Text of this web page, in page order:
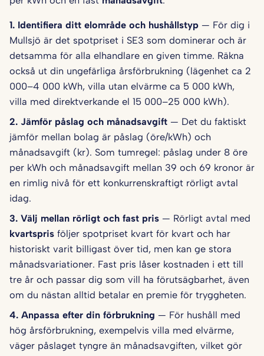
1. Identifiera ditt elområde och hushålls­typ — För dig i
Mullsjö är det spotpriset i SE3 som dominerar och är
detsamma för alla elhandlare en given timme. Räkna
också ut din ungefärliga årsförbrukning (lägenhet ca 2
000–4 000 kWh, villa utan elvärme ca 5 000 kWh,
villa med direktverkande el 15 000–25 000 kWh).
2. Jämför påslag och månadsavgift — Det du faktiskt
jämför mellan bolag är påslag (öre/kWh) och
månadsavgift (kr). Som tumregel: påslag under 8 öre
per kWh och månadsavgift mellan 39 och 69 kronor är
en rimlig nivå för ett konkurrenskraftigt rörligt avtal
idag.
3. Välj mellan rörligt och fast pris — Rörligt avtal med
kvartspris följer spotpriset kvart för kvart och har
historiskt varit billigast över tid, men kan ge stora
månadsvariationer. Fast pris låser kostnaden i ett till
tre år och passar dig som vill ha förutsägbarhet, även
om du nästan alltid betalar en premie för tryggheten.
4. Anpassa efter din förbrukning — För hushåll med
hög årsförbrukning, exempelvis villa med elvärme,
väger påslaget tyngre än månadsavgiften, vilket gör